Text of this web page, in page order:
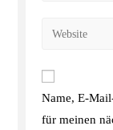
Name, E-
für meinen